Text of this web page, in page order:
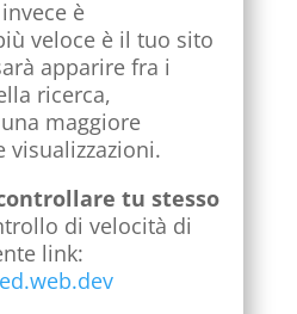
è
veloce è il tuo sito
apparire fra i
ricerca,
maggiore
visualizzazioni.
tu stesso
di velocità di
link: